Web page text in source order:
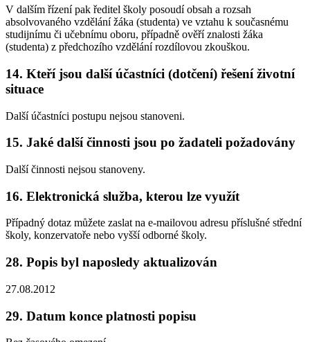
V dalším řízení pak ředitel školy posoudí obsah a rozsah
absolvovaného vzdělání žáka (studenta) ve vztahu k současnému
studijnímu či učebnímu oboru, případně ověří znalosti žáka
(studenta) z předchozího vzdělání rozdílovou zkouškou.
14. Kteří jsou další účastníci (dotčení) řešení životní
situace
Další účastníci postupu nejsou stanoveni.
15. Jaké další činnosti jsou po žadateli požadovány
Další činnosti nejsou stanoveny.
16. Elektronická služba, kterou lze využít
Případný dotaz můžete zaslat na e-mailovou adresu příslušné střední
školy, konzervatoře nebo vyšší odborné školy.
28. Popis byl naposledy aktualizován
27.08.2012
29. Datum konce platnosti popisu